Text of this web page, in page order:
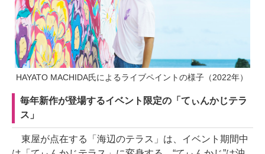
HAYATO MACHIDA氏によるライブペイントの様子（2022年）
毎年新作が登場するイベント限定の「てぃんかじテラ
ス」
東屋が点在する「海辺のテラス」は、イベント期間中